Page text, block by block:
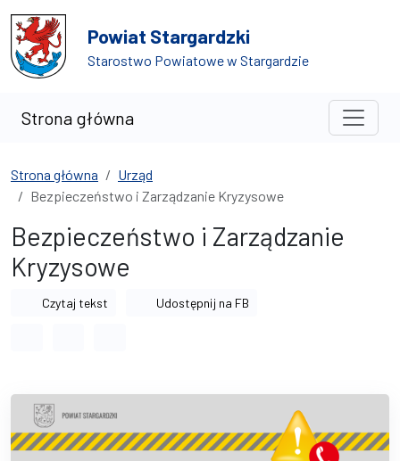
Przejdź do treści
Przejdź do wyszukiwarki
Powiat Stargardzki
Starostwo Powiatowe w Stargardzie
Strona główna
Strona główna
Urząd
Bezpieczeństwo i Zarządzanie Kryzysowe
Bezpieczeństwo i Zarządzanie
Kryzysowe
Czytaj tekst Udostępnij na FB